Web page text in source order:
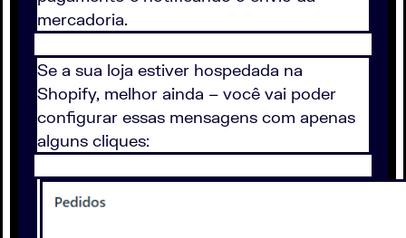
mercadoria.
Se a sua loja estiver hospedada na
Shopify, melhor ainda – você vai poder
configurar essas mensagens com apenas
alguns cliques: